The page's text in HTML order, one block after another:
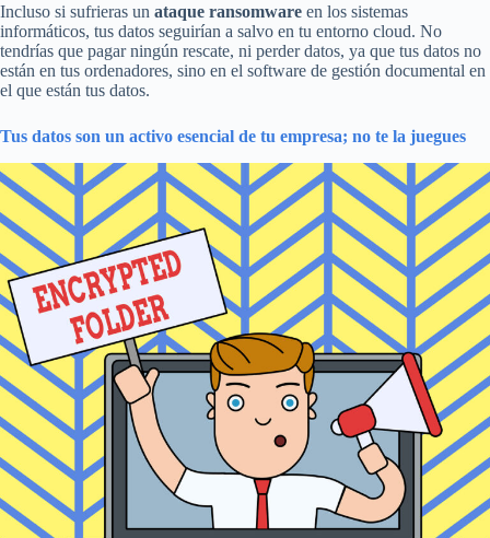
Incluso si sufrieras un ataque ransomware en los sistemas
informáticos, tus datos seguirían a salvo en tu entorno cloud. No
tendrías que pagar ningún rescate, ni perder datos, ya que tus datos no
están en tus ordenadores, sino en el software de gestión documental en
el que están tus datos.
Tus datos son un activo esencial de tu empresa; no te la juegues